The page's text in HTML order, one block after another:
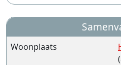
Woonplaats